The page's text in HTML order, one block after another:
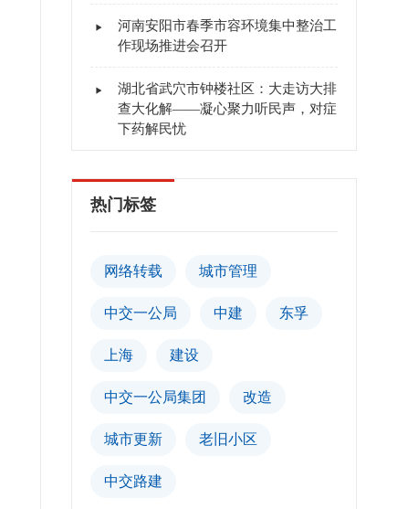
河南安阳市春季市容环境集中整治工
作现场推进会召开
湖北省武穴市钟楼社区：大走访大排
查大化解——凝心聚力听民声，对症
下药解民忧
热门标签
网络转载 城市管理
中交一公局 中建 东孚
上海 建设
中交一公局集团 改造
城市更新 老旧小区
中交路建